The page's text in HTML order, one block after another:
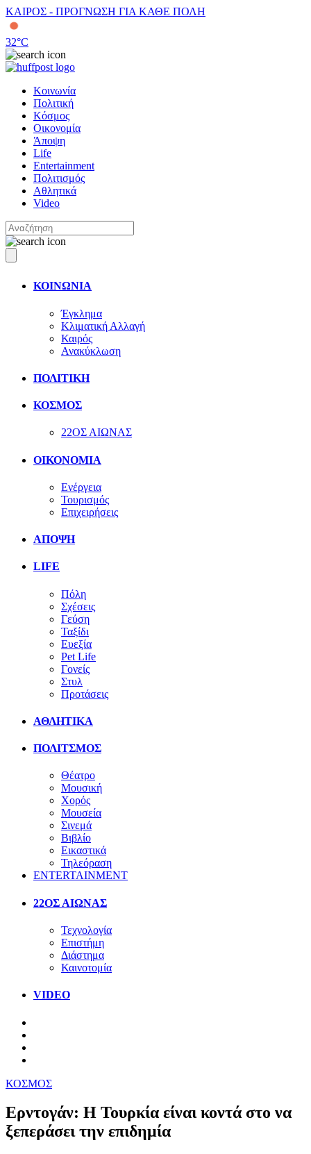
ΚΑΙΡΟΣ - ΠΡΟΓΝΩΣΗ ΓΙΑ ΚΑΘΕ ΠΟΛΗ
32°C
Κοινωνία
Πολιτική
Κόσμος
Οικονομία
Άποψη
Life
Entertainment
Πολιτισμός
Αθλητικά
Video
ΚΟΙΝΩΝΙΑ
Έγκλημα
Κλιματική Αλλαγή
Καιρός
Ανακύκλωση
ΠΟΛΙΤΙΚΗ
ΚΟΣΜΟΣ
22ΟΣ ΑΙΩΝΑΣ
ΟΙΚΟΝΟΜΙΑ
Ενέργεια
Τουρισμός
Επιχειρήσεις
ΑΠΟΨΗ
LIFE
Πόλη
Σχέσεις
Γεύση
Ταξίδι
Ευεξία
Pet Life
Γονείς
Στυλ
Προτάσεις
ΑΘΛΗΤΙΚΑ
ΠΟΛΙΤΣΜΟΣ
Θέατρο
Μουσική
Χορός
Μουσεία
Σινεμά
Βιβλίο
Εικαστικά
Τηλεόραση
ENTERTAINMENT
22ΟΣ ΑΙΩΝΑΣ
Τεχνολογία
Επιστήμη
Διάστημα
Καινοτομία
VIDEO
ΚΟΣΜΟΣ
Ερντογάν: Η Τουρκία είναι κοντά στο να
ξεπεράσει την επιδημία